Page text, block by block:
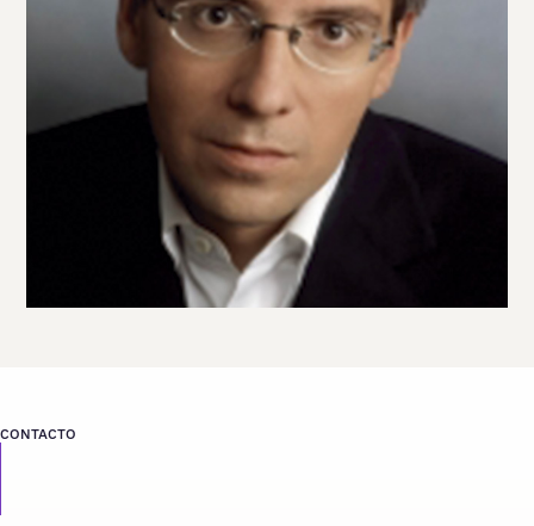
VER PERFIL
Viaja
desde
ESTADOS UNIDOS
NEW YORK
CONTACTO